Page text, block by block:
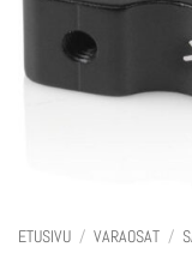
ETUSIVU / VARAOSAT /